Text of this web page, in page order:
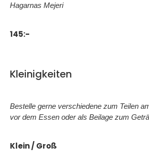
Hagarnas Mejeri
145:-
Kleinigkeiten
Bestelle gerne verschiedene zum Teilen
vor dem Essen oder als Beilage zum
Klein / Groß